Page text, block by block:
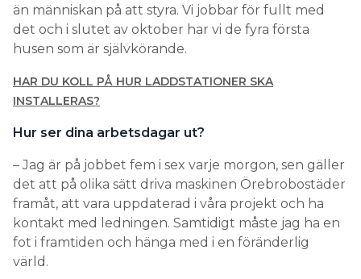
än människan på att styra. Vi jobbar för fullt med
det och i slutet av oktober har vi de fyra första
husen som är självkörande.
HAR DU KOLL PÅ HUR LADDSTATIONER SKA
INSTALLERAS?
Hur ser dina arbetsdagar ut?
– Jag är på jobbet fem i sex varje morgon, sen gäller
det att på olika sätt driva maskinen Örebrobostäder
framåt, att vara uppdaterad i våra projekt och ha
kontakt med ledningen. Samtidigt måste jag ha en
fot i framtiden och hänga med i en föränderlig
värld.